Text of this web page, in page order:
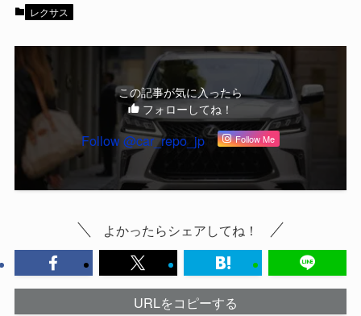
レクサス
この記事が気に入ったら
フォローしてね！
Follow @car_repo_jp Follow Me
よかったらシェアしてね！
URLをコピーする